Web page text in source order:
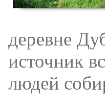
деревне
источник
людей